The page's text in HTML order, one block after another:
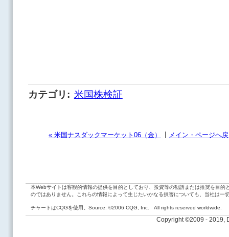
カテゴリ : 米国株検証
« 米国ナスダックマーケット06（金） メイン・ページへ
本Webサイトは客観的情報の提供を目的としており、投資等の勧誘または推奨を目
のではありません。これらの情報によって生じたいかなる損害についても、当社は一
チャートはCQGを使用。Source: ©2006 CQG, Inc. All rights reserved worldwide.
Copyright ©2009 - 2019,